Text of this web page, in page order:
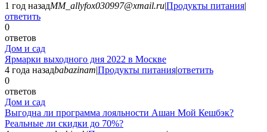
1 год назадMM_allyfox030997@xmail.ru|Продукты питания|
ответить
0
ответов
Дом и сад
Ярмарки выходного дня 2022 в Москве
4 года назадbabazinam|Продукты питания|ответить
0
ответов
Дом и сад
Выгодна ли программа лояльности Ашан Мой Кешбэк?
Реальные ли скидки до 70%?